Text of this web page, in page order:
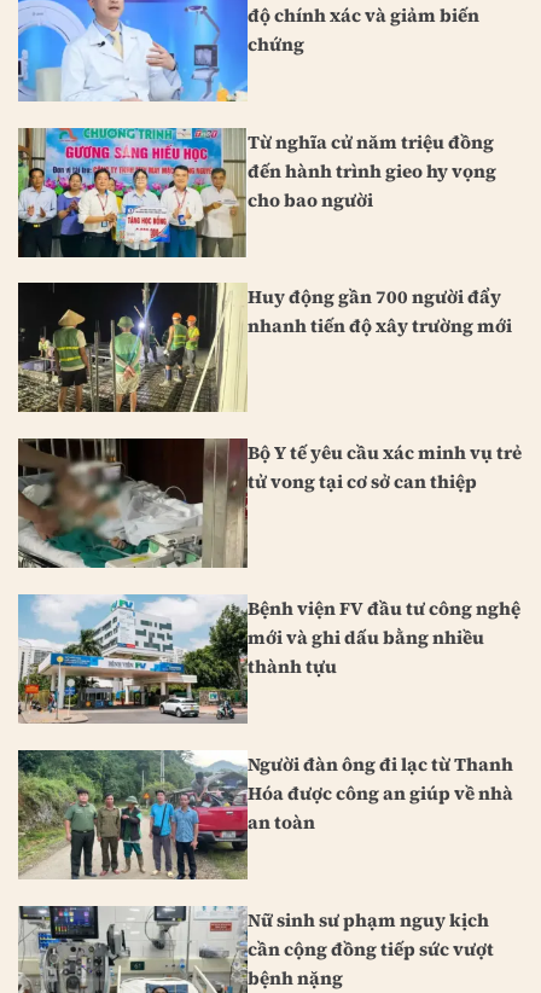
độ chính xác và giảm biến
chứng
Từ nghĩa cử năm triệu đồng
đến hành trình gieo hy vọng
cho bao người
Huy động gần 700 người đẩy
nhanh tiến độ xây trường mới
Bộ Y tế yêu cầu xác minh vụ trẻ
tử vong tại cơ sở can thiệp
Bệnh viện FV đầu tư công nghệ
mới và ghi dấu bằng nhiều
thành tựu
Người đàn ông đi lạc từ Thanh
Hóa được công an giúp về nhà
an toàn
Nữ sinh sư phạm nguy kịch
cần cộng đồng tiếp sức vượt
bệnh nặng